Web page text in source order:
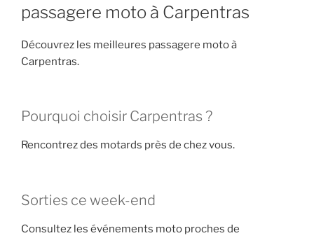
passagere moto à Carpentras
Découvrez les meilleures passagere moto à
Carpentras.
Pourquoi choisir Carpentras ?
Rencontrez des motards près de chez vous.
Sorties ce week-end
Consultez les événements moto proches de